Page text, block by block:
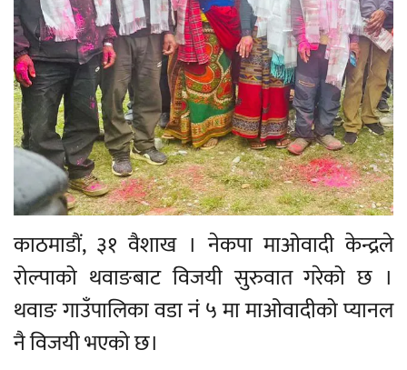
काठमाडौं, ३१ वैशाख । नेकपा माओवादी केन्द्रले
रोल्पाको थवाङबाट विजयी सुरुवात गरेको छ ।
थवाङ गाउँपालिका वडा नं ५ मा माओवादीको प्यानल
नै विजयी भएको छ।